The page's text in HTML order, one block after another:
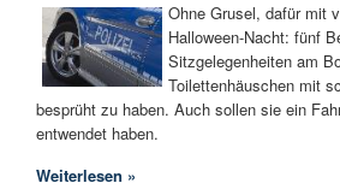
Ohne Grusel, dafür mit
Halloween-Nacht: fünf
Sitzgelegenheiten am
Toilettenhäuschen mit
besprüht zu haben. Auch sollen sie ein
entwendet haben.
Weiterlesen »